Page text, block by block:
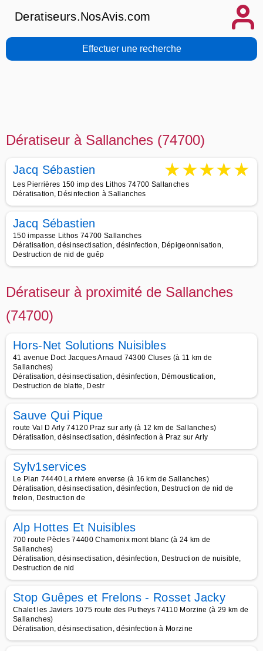
Deratiseurs.NosAvis.com
Effectuer une recherche
Dératiseur à Sallanches (74700)
Jacq Sébastien ★★★★★
Les Pierrières 150 imp des Lithos 74700 Sallanches
Dératisation, Désinfection à Sallanches
Jacq Sébastien
150 impasse Lithos 74700 Sallanches
Dératisation, désinsectisation, désinfection, Dépigeonnisation,
Destruction de nid de guêp
Dératiseur à proximité de Sallanches
(74700)
Hors-Net Solutions Nuisibles
41 avenue Doct Jacques Arnaud 74300 Cluses (à 11 km de
Sallanches)
Dératisation, désinsectisation, désinfection, Démoustication,
Destruction de blatte, Destr
Sauve Qui Pique
route Val D Arly 74120 Praz sur arly (à 12 km de Sallanches)
Dératisation, désinsectisation, désinfection à Praz sur Arly
Sylv1services
Le Plan 74440 La riviere enverse (à 16 km de Sallanches)
Dératisation, désinsectisation, désinfection, Destruction de nid de
frelon, Destruction de
Alp Hottes Et Nuisibles
700 route Pècles 74400 Chamonix mont blanc (à 24 km de
Sallanches)
Dératisation, désinsectisation, désinfection, Destruction de nuisible,
Destruction de nid
Stop Guêpes et Frelons - Rosset Jacky
Chalet les Javiers 1075 route des Putheys 74110 Morzine (à 29 km de
Sallanches)
Dératisation, désinsectisation, désinfection à Morzine